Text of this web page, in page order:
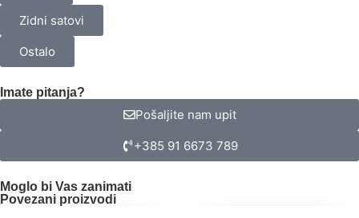
Zidni satovi
Ostalo
Imate pitanja?
Pošaljite nam upit
+385 91 6673 789
Moglo bi Vas zanimati
Povezani proizvodi